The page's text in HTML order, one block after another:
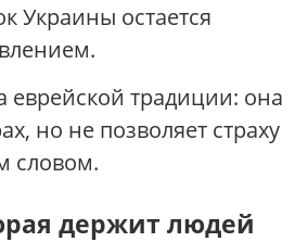
Украины остается
еврейской традиции: она
но не позволяет страху
словом.
держит людей